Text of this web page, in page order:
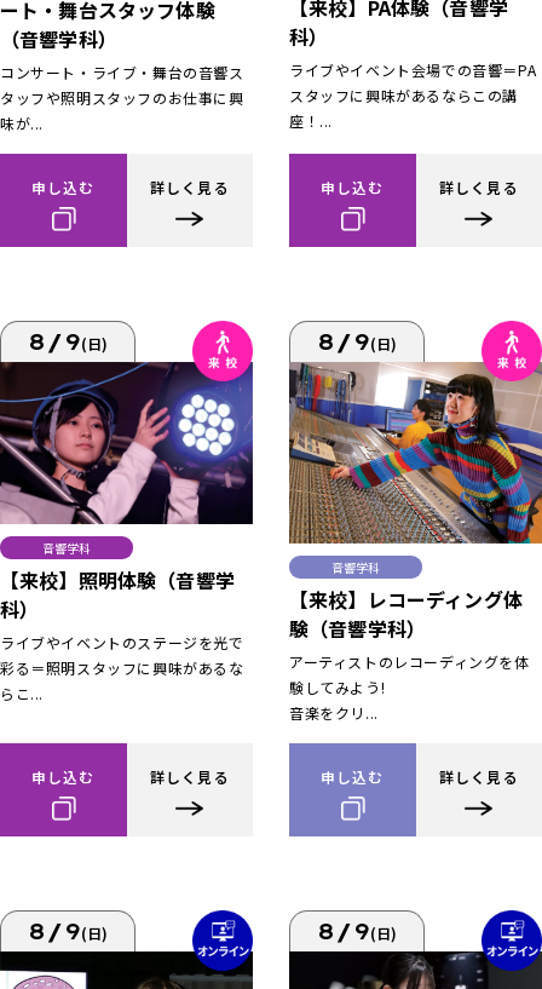
ート・舞台スタッフ体験
（音響学科）
コンサート・ライブ・舞台の音響ス
タッフや照明スタッフのお仕事に興
味が...
申し込む 詳しく見る
【来校】PA体験（音響学
科）
ライブやイベント会場での音響＝PA
スタッフに興味があるならこの講
座！...
申し込む 詳しく見る
8/9(日)
音響学科
【来校】照明体験（音響学
科）
ライブやイベントのステージを光で
彩る＝照明スタッフに興味があるな
らこ...
申し込む 詳しく見る
8/9(日)
音響学科
【来校】レコーディング体
験（音響学科）
アーティストのレコーディングを体
験してみよう!
音楽をクリ...
申し込む 詳しく見る
8/9(日) 8/9(日)